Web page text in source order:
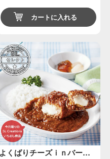
カートに入れる
よくばりチーズｉｎバー…